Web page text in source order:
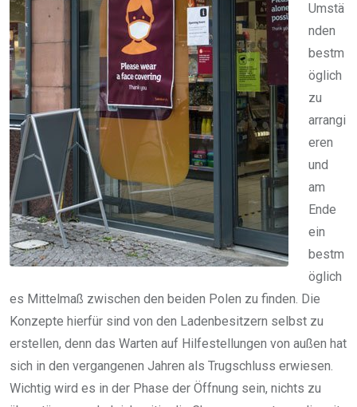
Umstä
nden
bestm
öglich
zu
arrangi
eren
und
am
Ende
ein
bestm
öglich
es Mittelmaß zwischen den beiden Polen zu finden. Die
Konzepte hierfür sind von den Ladenbesitzern selbst zu
erstellen, denn das Warten auf Hilfestellungen von außen hat
sich in den vergangenen Jahren als Trugschluss erwiesen.
Wichtig wird es in der Phase der Öffnung sein, nichts zu